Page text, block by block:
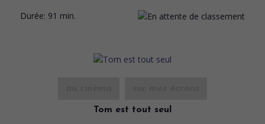
Durée: 91 min.
Tom est tout seul